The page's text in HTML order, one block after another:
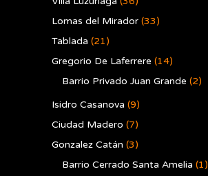
Lomas del Mirador (33)
Tablada (21)
Gregorio De Laferrere (14)
Barrio Privado Juan Grande (2)
Isidro Casanova (9)
Ciudad Madero (7)
Gonzalez Catán (3)
Barrio Cerrado Santa Amelia (1)